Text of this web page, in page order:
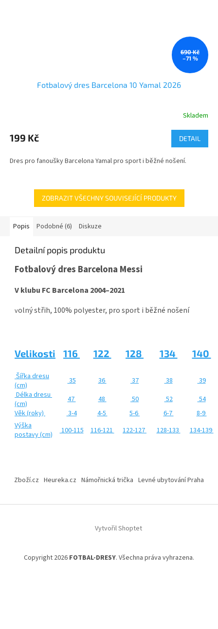
690 Kč
–71 %
Fotbalový dres Barcelona 10 Yamal 2026
Skladem
199 Kč DETAIL
Dres pro fanoušky Barcelona Yamal pro sport i běžné nošení.
ZOBRAZIT VŠECHNY SOUVISEJÍCÍ PRODUKTY
Popis Podobné (6) Diskuze
Detailní popis produktu
Fotbalový dres Barcelona Messi
V klubu FC Barcelona 2004–2021
volný střih, 100% polyester, pro sport i běžné nošení
Velikosti 116 122 128 134 140
Šířka dresu
(cm)
35 36 37 38
39
Délka dresu
(cm)
47 48 50 52
54
Věk (roky)
3-4 4-5 5-6 6-7
8-9
Výška
postavy (cm)
100-115 116-121 122-127 128-133 134-139
Zboží.cz Heureka.cz Námořnická trička Levné ubytování Praha
Vytvořil Shoptet
Copyright 2026 FOTBAL-DRESY. Všechna práva vyhrazena.